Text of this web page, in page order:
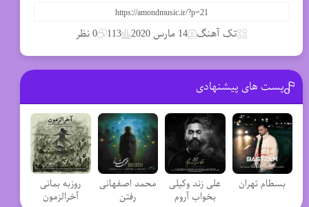
تک آهنگ 14 مارس 2020 113 0 نظر
پست های پیشنهادی
بسطام تهران
علی زند وکیلی
بخواب آروم
محمد اصفهانی
رفتن
روزبه بمانی
آخرالزمون